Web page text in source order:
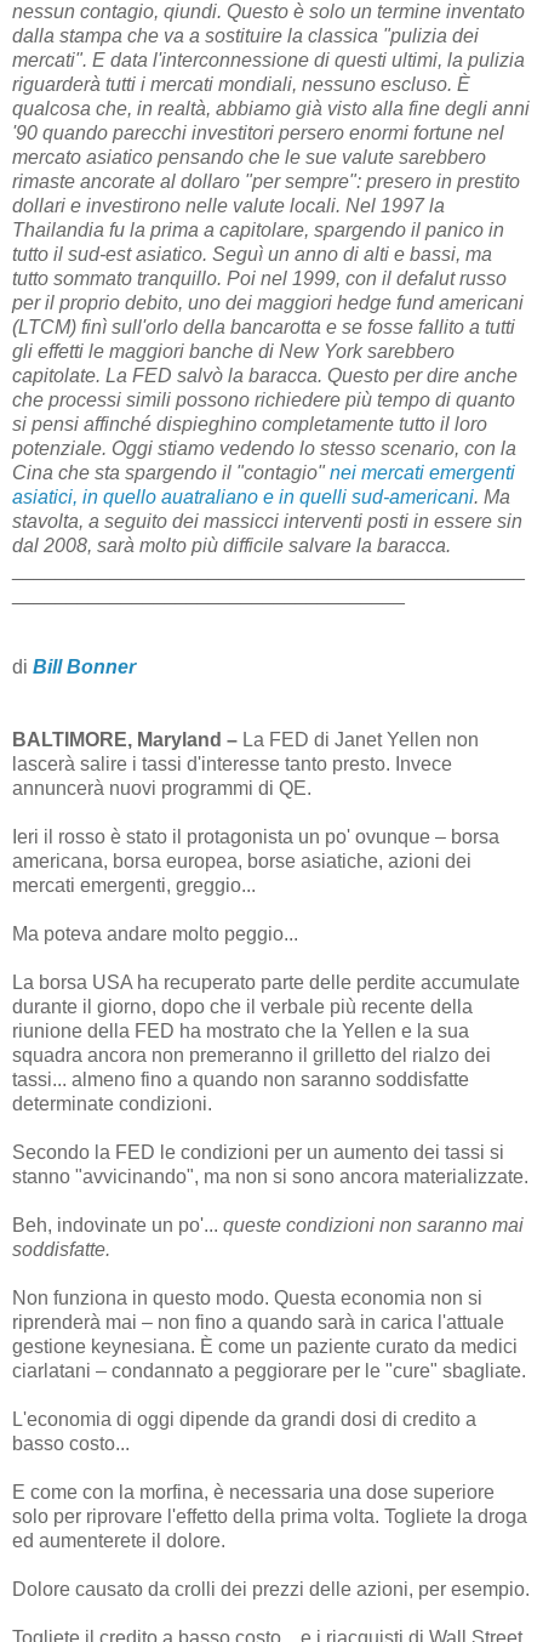
nessun contagio, qiundi. Questo è solo un termine inventato
dalla stampa che va a sostituire la classica "pulizia dei
mercati". E data l'interconnessione di questi ultimi, la pulizia
riguarderà tutti i mercati mondiali, nessuno escluso. È
qualcosa che, in realtà, abbiamo già visto alla fine degli anni
'90 quando parecchi investitori persero enormi fortune nel
mercato asiatico pensando che le sue valute sarebbero
rimaste ancorate al dollaro "per sempre": presero in prestito
dollari e investirono nelle valute locali. Nel 1997 la
Thailandia fu la prima a capitolare, spargendo il panico in
tutto il sud-est asiatico. Seguì un anno di alti e bassi, ma
tutto sommato tranquillo. Poi nel 1999, con il defalut russo
per il proprio debito, uno dei maggiori hedge fund americani
(LTCM) finì sull'orlo della bancarotta e se fosse fallito a tutti
gli effetti le maggiori banche di New York sarebbero
capitolate. La FED salvò la baracca. Questo per dire anche
che processi simili possono richiedere più tempo di quanto
si pensi affinché dispieghino completamente tutto il loro
potenziale. Oggi stiamo vedendo lo stesso scenario, con la
Cina che sta spargendo il "contagio" nei mercati emergenti
asiatici, in quello auatraliano e in quelli sud-americani. Ma
stavolta, a seguito dei massicci interventi posti in essere sin
dal 2008, sarà molto più difficile salvare la baracca.
di Bill Bonner
BALTIMORE, Maryland – La FED di Janet Yellen non
lascerà salire i tassi d'interesse tanto presto. Invece
annuncerà nuovi programmi di QE.
Ieri il rosso è stato il protagonista un po' ovunque – borsa
americana, borsa europea, borse asiatiche, azioni dei
mercati emergenti, greggio...
Ma poteva andare molto peggio...
La borsa USA ha recuperato parte delle perdite accumulate
durante il giorno, dopo che il verbale più recente della
riunione della FED ha mostrato che la Yellen e la sua
squadra ancora non premeranno il grilletto del rialzo dei
tassi... almeno fino a quando non saranno soddisfatte
determinate condizioni.
Secondo la FED le condizioni per un aumento dei tassi si
stanno "avvicinando", ma non si sono ancora materializzate.
Beh, indovinate un po'... queste condizioni non saranno mai
soddisfatte.
Non funziona in questo modo. Questa economia non si
riprenderà mai – non fino a quando sarà in carica l'attuale
gestione keynesiana. È come un paziente curato da medici
ciarlatani – condannato a peggiorare per le "cure" sbagliate.
L'economia di oggi dipende da grandi dosi di credito a
basso costo...
E come con la morfina, è necessaria una dose superiore
solo per riprovare l'effetto della prima volta. Togliete la droga
ed aumenterete il dolore.
Dolore causato da crolli dei prezzi delle azioni, per esempio.